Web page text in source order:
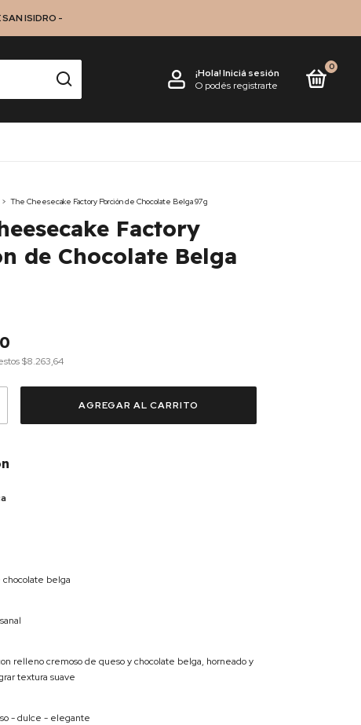
ISIDRO -
¡Hola!Iniciá sesión
O podés registrarte
0
> The Cheesecake Factory Porción de Chocolate Belga 97g
Factory
de Chocolate Belga
$8.263,64
belga
relleno cremoso de queso y chocolate belga, horneado y
textura suave
- dulce - elegante